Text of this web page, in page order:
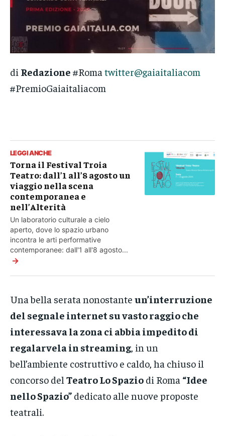
di Redazione #Roma twitter@gaiaitaliacom
#PremioGaiaitaliacom
LEGGI ANCHE
Torna il Festival Troia
Teatro: dall’1 all’8 agosto un
viaggio nella scena
contemporanea e
nell’Alterità
Un laboratorio culturale a cielo
aperto, dove lo spazio urbano
incontra le arti performative
contemporanee: dall'1 all'8 agosto...
→
Una bella serata nonostante un’interruzione
del segnale internet su vasto raggio che
interessava la zona ci abbia impedito di
regalarvela in streaming , in un
bell’ambiente costruttivo e caldo, ha chiuso il
concorso del Teatro Lo Spazio di Roma “Idee
nello Spazio” dedicato alle nuove proposte
teatrali.